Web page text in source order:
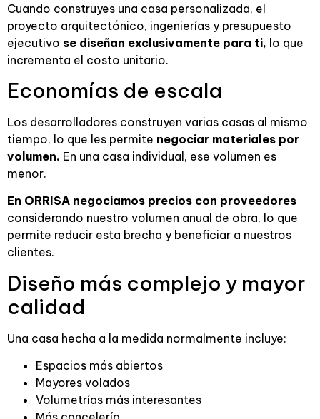
Cuando construyes una casa personalizada, el
proyecto arquitectónico, ingenierías y presupuesto
ejecutivo se diseñan exclusivamente para ti, lo que
incrementa el costo unitario.
Economías de escala
Los desarrolladores construyen varias casas al mismo
tiempo, lo que les permite negociar materiales por
volumen. En una casa individual, ese volumen es
menor.
En ORRISA negociamos precios con proveedores
considerando nuestro volumen anual de obra, lo que
permite reducir esta brecha y beneficiar a nuestros
clientes.
Diseño más complejo y mayor
calidad
Una casa hecha a la medida normalmente incluye:
Espacios más abiertos
Mayores volados
Volumetrías más interesantes